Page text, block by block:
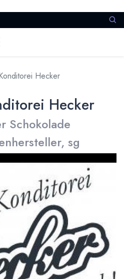
Hecker
Hecker
Schokolade
sg